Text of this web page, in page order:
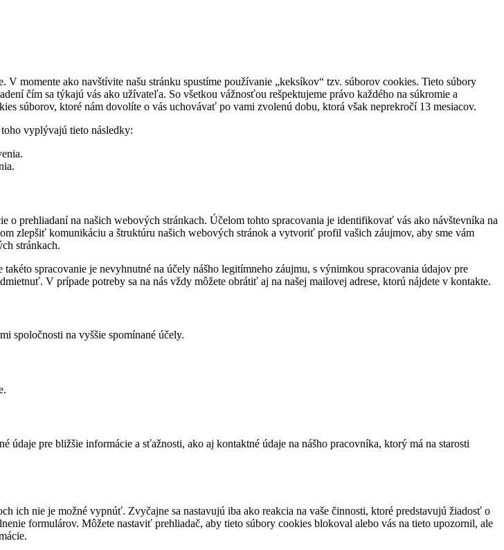
momente ako navštívite našu stránku spustíme používanie „keksíkov“ tzv. súborov cookies. Tieto súbory
čím sa týkajú vás ako užívateľa. So všetkou vážnosťou rešpektujeme právo každého na súkromie a
súborov, ktoré nám dovolíte o vás uchovávať po vami zvolenú dobu, ktorá však neprekročí 13 mesiacov.
vyplývajú tieto následky:
o prehliadaní na našich webových stránkach. Účelom tohto spracovania je identifikovať vás ako návštevníka na
zlepšiť komunikáciu a štruktúru našich webových stránok a vytvoriť profil vašich záujmov, aby sme vám
stránkach.
spracovanie je nevyhnutné na účely nášho legitímneho záujmu, s výnimkou spracovania údajov pre
V prípade potreby sa na nás vždy môžete obrátiť aj na našej mailovej adrese, ktorú nájdete v kontakte.
spoločnosti na vyššie spomínané účely.
pre bližšie informácie a sťažnosti, ako aj kontaktné údaje na nášho pracovníka, ktorý má na starosti
ich nie je možné vypnúť. Zvyčajne sa nastavujú iba ako reakcia na vaše činnosti, ktoré predstavujú žiadosť o
formulárov. Môžete nastaviť prehliadač, aby tieto súbory cookies blokoval alebo vás na tieto upozornil, ale